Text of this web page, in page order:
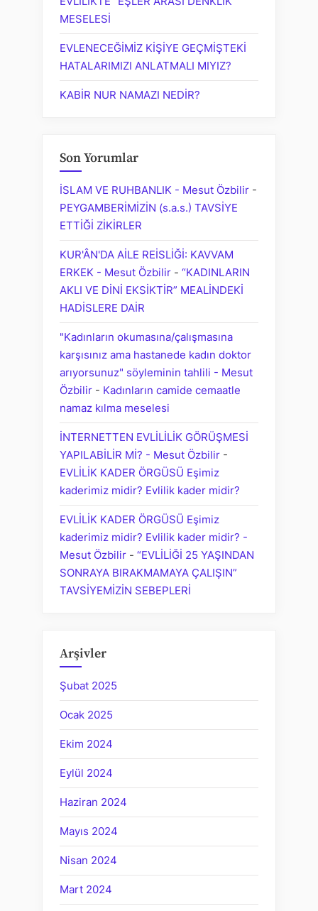
MESELESİ
EVLENECEĞİMİZ KİŞİYE GEÇMİŞTEKİ
HATALARIMIZI ANLATMALI MIYIZ?
KABİR NUR NAMAZI NEDİR?
Son Yorumlar
İSLAM VE RUHBANLIK - Mesut Özbilir -
PEYGAMBERİMİZİN (s.a.s.) TAVSİYE
ETTİĞİ ZİKİRLER
KUR'ÂN'DA AİLE REİSLİĞİ: KAVVAM
ERKEK - Mesut Özbilir - “KADINLARIN
AKLI VE DİNİ EKSİKTİR” MEALİNDEKİ
HADİSLERE DAİR
"Kadınların okumasına/çalışmasına
karşısınız ama hastanede kadın doktor
arıyorsunuz" söyleminin tahlili - Mesut
Özbilir - Kadınların camide cemaatle
namaz kılma meselesi
İNTERNETTEN EVLİLİLİK GÖRÜŞMESİ
YAPILABİLİR Mİ? - Mesut Özbilir -
EVLİLİK KADER ÖRGÜSÜ Eşimiz
kaderimiz midir? Evlilik kader midir?
EVLİLİK KADER ÖRGÜSÜ Eşimiz
kaderimiz midir? Evlilik kader midir? -
Mesut Özbilir - “EVLİLİĞİ 25 YAŞINDAN
SONRAYA BIRAKMAMAYA ÇALIŞIN”
TAVSİYEMİZİN SEBEPLERİ
Arşivler
Şubat 2025
Ocak 2025
Ekim 2024
Eylül 2024
Haziran 2024
Mayıs 2024
Nisan 2024
Mart 2024